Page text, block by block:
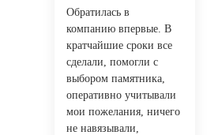
Обратилась в
компанию впервые. В
кратчайшие сроки все
сделали, помогли с
выбором памятника,
оперативно учитывали
мои пожелания, ничего
не навязывали,